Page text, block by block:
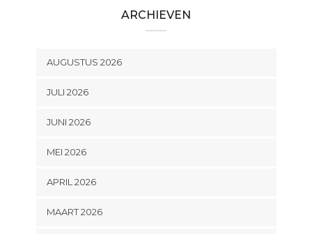
ARCHIEVEN
AUGUSTUS 2026
JULI 2026
JUNI 2026
MEI 2026
APRIL 2026
MAART 2026